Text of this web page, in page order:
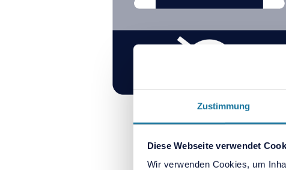
Zustimmung
Diese Webseite verwendet
Wir verwenden Cookies, um